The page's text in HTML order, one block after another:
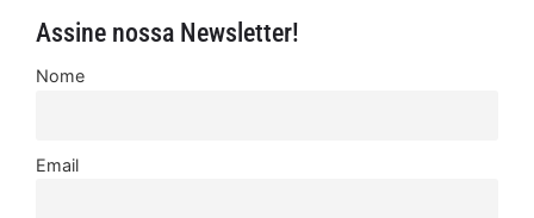
Assine nossa Newsletter!
Nome
Email